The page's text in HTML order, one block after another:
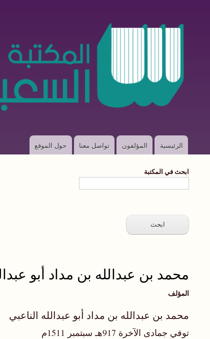
Mainالرئيسية المؤلفون تواصل معنا حول الموقع
ابحث في المكتبة
محمد بن عبدالله بن مداد أبو
المؤلف
محمد بن عبدالله بن مداد أبو عبدالله الناعبي
توفي جمادى الآخرة 917هـ سبتمبر 1511م